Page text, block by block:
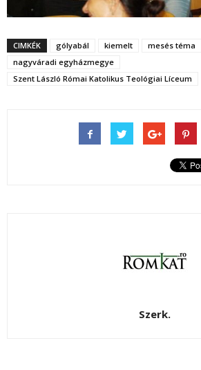
CIMKÉK gólyabál kiemelt mesés téma
nagyváradi egyházmegye
Szent László Római Katolikus Teológiai Líceum
Szerk.